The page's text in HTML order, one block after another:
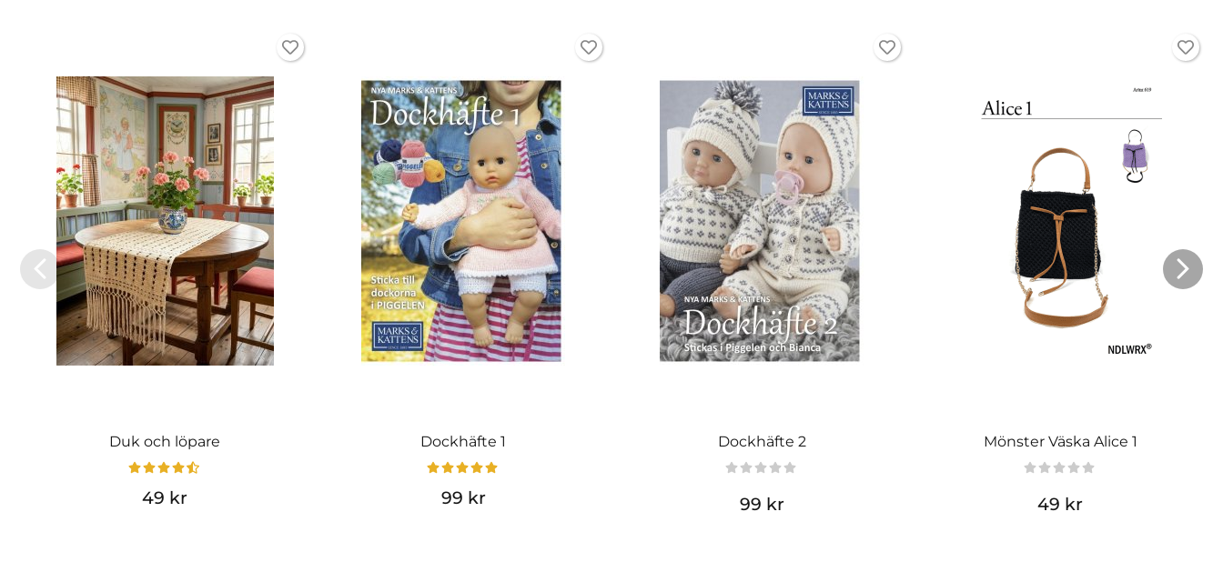
Duk och löpare
49 kr
Dockhäfte 1
99 kr
Dockhäfte 2
99 kr
Mönster Väska Alice 1
49 kr